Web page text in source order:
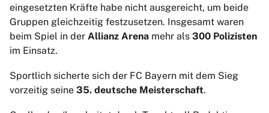
eingesetzten Kräfte habe nicht ausgereicht, um beide
Gruppen gleichzeitig festzusetzen. Insgesamt waren
beim Spiel in der Allianz Arena mehr als 300 Polizisten
im Einsatz.
Sportlich sicherte sich der FC Bayern mit dem Sieg
vorzeitig seine 35. deutsche Meisterschaft.